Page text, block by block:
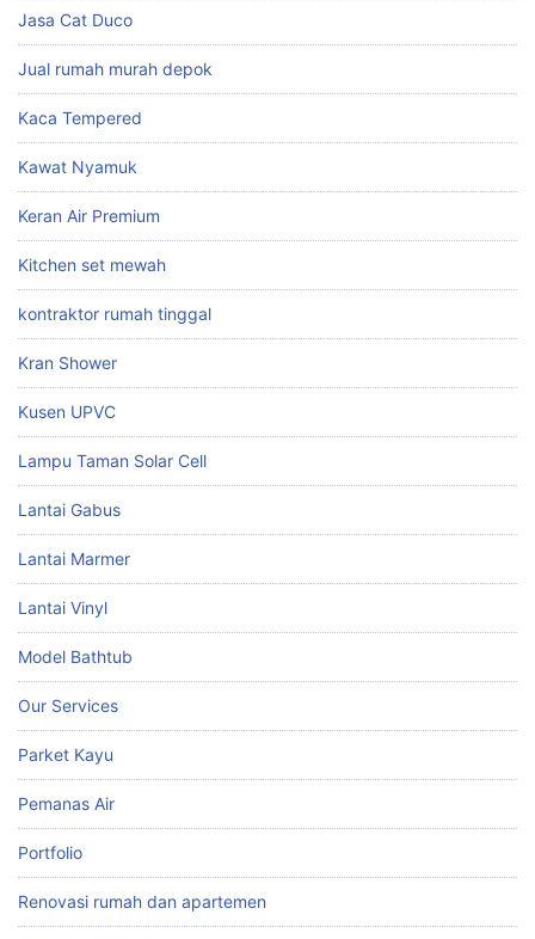
Jasa Cat Duco
Jual rumah murah depok
Kaca Tempered
Kawat Nyamuk
Keran Air Premium
Kitchen set mewah
kontraktor rumah tinggal
Kran Shower
Kusen UPVC
Lampu Taman Solar Cell
Lantai Gabus
Lantai Marmer
Lantai Vinyl
Model Bathtub
Our Services
Parket Kayu
Pemanas Air
Portfolio
Renovasi rumah dan apartemen